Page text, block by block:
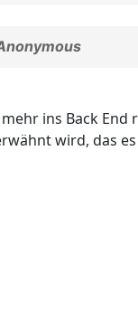
ins Back End
wird, das